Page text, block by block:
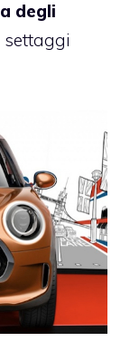
degli